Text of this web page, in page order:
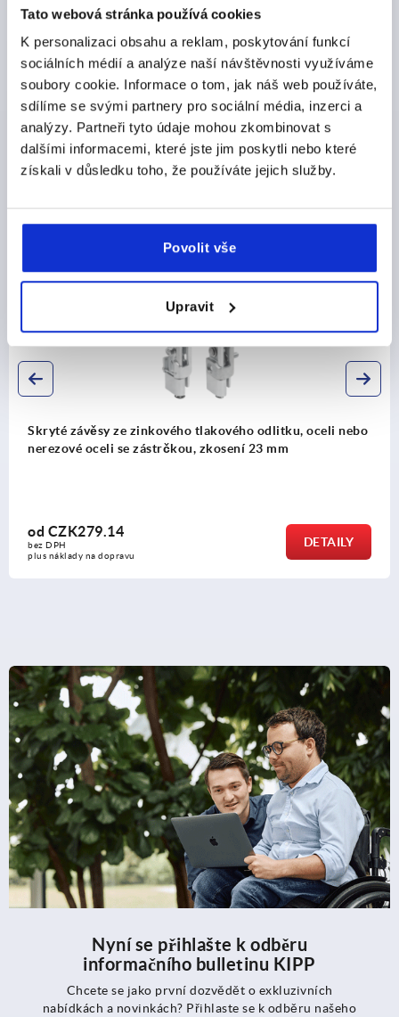
Tato webová stránka používá cookies
K personalizaci obsahu a reklam, poskytování funkcí
sociálních médií a analýze naší návštěvnosti využíváme
soubory cookie. Informace o tom, jak náš web používáte,
sdílíme se svými partnery pro sociální média, inzerci a
analýzy. Partneři tyto údaje mohou zkombinovat s
dalšími informacemi, které jste jim poskytli nebo které
získali v důsledku toho, že používáte jejich služby.
Povolit vše
Upravit
DETAILY O VÝROBKU
CAD
STAŽENÍ
Ostatní zákazníci také zakoupili
K2504
Skryté závěsy ze zinkového tlakového odlitku, oceli nebo
nerezové oceli se zástrčkou, zkosení 23 mm
od CZK279.14
bez DPH
plus náklady na dopravu
DETAILY
Nyní se přihlašte k odběru
informačního bulletinu KIPP
Chcete se jako první dozvědět o exkluzivních
nabídkách a novinkách? Přihlaste se k odběru našeho